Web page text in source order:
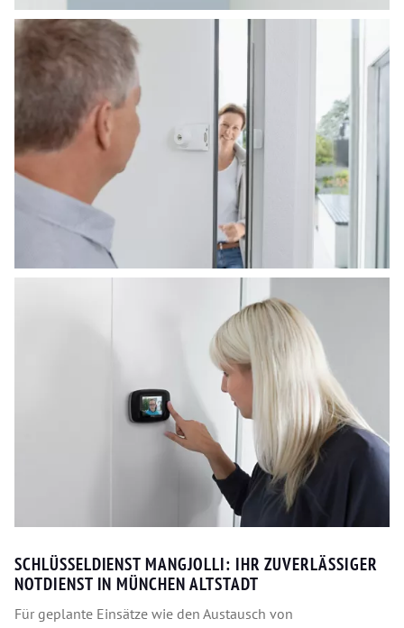
SCHLÜSSELDIENST MANGJOLLI: IHR ZUVERLÄSSIGER
NOTDIENST IN MÜNCHEN ALTSTADT
Für geplante Einsätze wie den Austausch von